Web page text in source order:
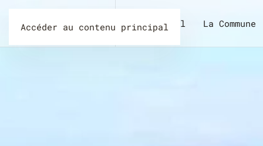
Accéder au contenu principal
Accueil La Commune